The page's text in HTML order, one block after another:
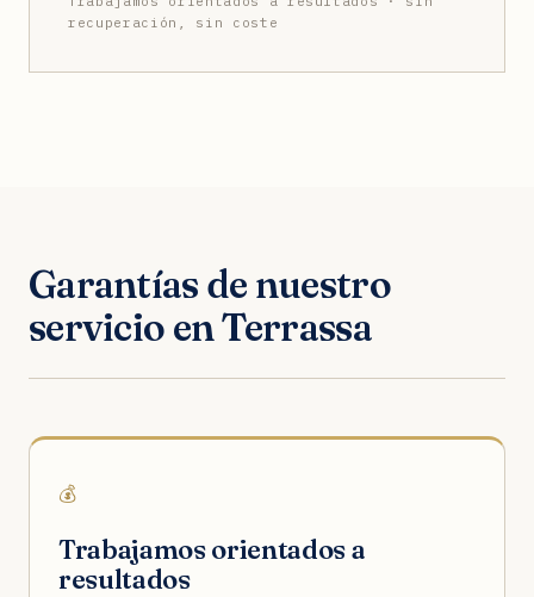
recuperación, sin coste
Garantías de nuestro
servicio en Terrassa
💰
Trabajamos orientados a
resultados